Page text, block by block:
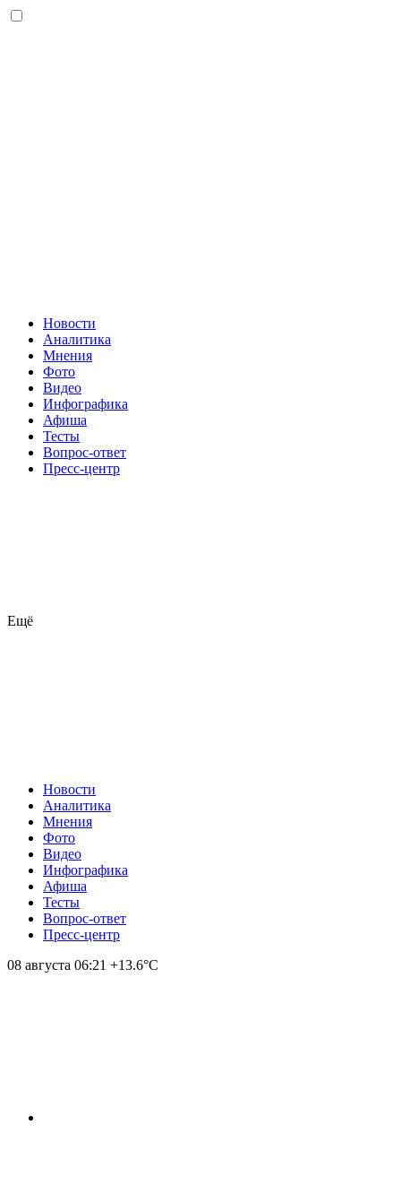
Новости
Аналитика
Мнения
Фото
Видео
Инфографика
Афиша
Тесты
Вопрос-ответ
Пресс-центр
Ещё
Новости
Аналитика
Мнения
Фото
Видео
Инфографика
Афиша
Тесты
Вопрос-ответ
Пресс-центр
08 августа 06:21 +13.6°С